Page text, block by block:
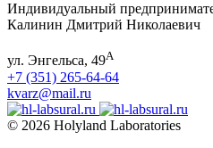
Индивидуальный
Калинин Дмитрий Николаевич
ул. Энгельса, 49А
+7 (351) 265-64-64
kvarz@mail.ru
© 2026 Holyland Laboratories